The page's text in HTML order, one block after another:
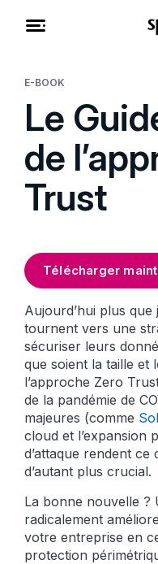
E-BOOK
Le
de
Trust
Télécharger
Aujourd’hui plus que
tournent vers une
sécuriser leurs
que soient la taille et
l’approche Zero
de la pandémie de
majeures (comme
cloud et l’expansion
d’attaque rendent ce
d’autant plus crucial.
La bonne nouvelle ?
radicalement
votre entreprise en
protection